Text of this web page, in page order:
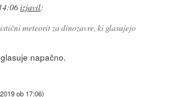
izjavil:
meteorit za dinozavre, ki glasujejo
napačno.
ob 17:06)